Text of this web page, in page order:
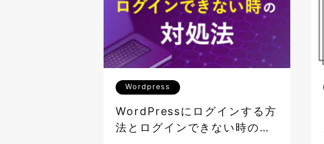
Wordpress
WordPressにログインする方
法とログインできない時の対